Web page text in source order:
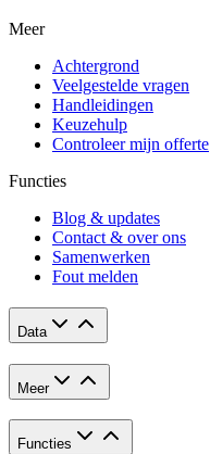
Meer
Achtergrond
Veelgestelde vragen
Handleidingen
Keuzehulp
Controleer mijn offerte
Functies
Blog & updates
Contact & over ons
Samenwerken
Fout melden
Data
Meer
Functies